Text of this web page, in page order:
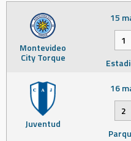
Montevideo
City Torque
15
1
Juventud
16
2